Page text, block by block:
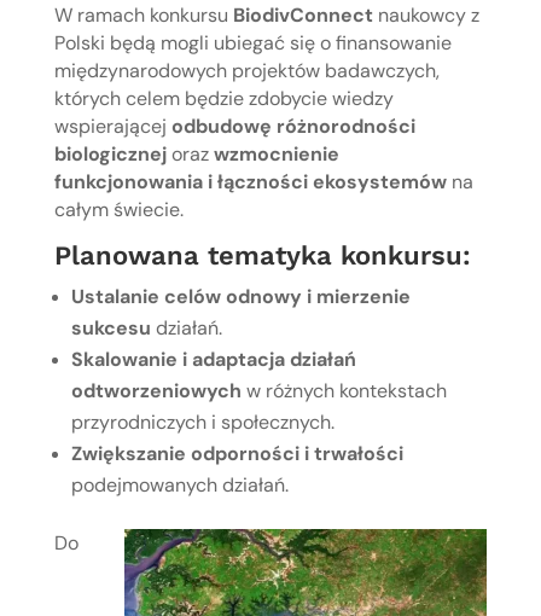
W ramach konkursu BiodivConnectnaukowcy z
Polski będą mogli ubiegać się o finansowanie
międzynarodowych projektów badawczych,
których celem będzie zdobycie wiedzy
wspierającej odbudowę różnorodności
biologicznejorazwzmocnienie
funkcjonowania i łączności ekosystemówna
całym świecie.
Planowana tematyka konkursu:
Ustalanie celów odnowy i mierzenie
sukcesu działań.
Skalowanie i adaptacja działań
odtworzeniowych w różnych kontekstach
przyrodniczych i społecznych.
Zwiększanie odporności i trwałości
podejmowanych działań.
Do